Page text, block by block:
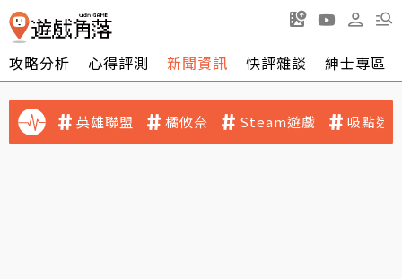
攻略分析 心得評測 新聞資訊 快評雜談 紳士專區
英雄聯盟 橘攸奈 Steam遊戲 吸點迷